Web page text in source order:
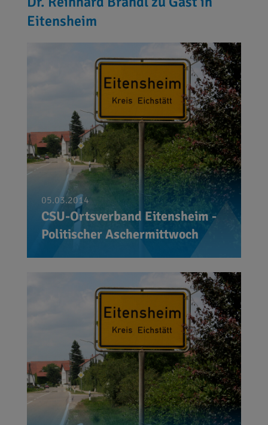
Eitensheim
05.03.2014
CSU-Ortsverband Eitensheim -
Politischer Aschermittwoch